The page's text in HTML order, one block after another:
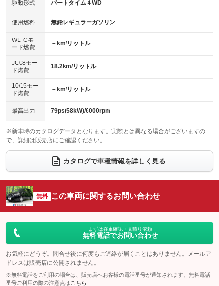
USB入力端子
：装備なし
100V電源
：装備なし
センターデフロック
：装備なし
電動格納ミラー
：装備あり
HID(キセノンライト)
：装備あり
バックカメラ
：装備あり
エアロ
：装備なし
：装備なし
パワーシート
ベンチシート
：装備なし
チップアップシート
：装備なし
：装備なし ：装備なし
ウォークスルー
：装備なし
電動リアゲート フロントカメラ
：装備なし
：装備なし ：装備なし
サイドカメラ
：装備なし ルーフレール
：装備なし
：装備なし
：装備なし
駆動形式 パートタイム４WD
使用燃料 無鉛レギュラーガソリン
WLTCモ
ード燃費
－km/リットル
JC08モー
ド燃費
18.2km/リットル
10/15モー
ド燃費
－km/リットル
最高出力 79ps(58kW)/6000rpm
※新車時のカタログデータとなります。実際とは異なる場合がございますの
で、詳細は販売店にご確認ください。
カタログで車種情報を詳しく見る
無料 この車両に関するお問い合わせ
まずは在庫確認・見積り依頼
無料電話でお問い合わせ
お気軽にどうぞ。問合せ後に何度もご連絡が届くことはありません。メールア
ドレスは販売店に公開されません。
※無料電話をご利用の場合は、販売店へお客様の電話番号が通知されます。無料電話
番号ご利用の際の注意点は こちら